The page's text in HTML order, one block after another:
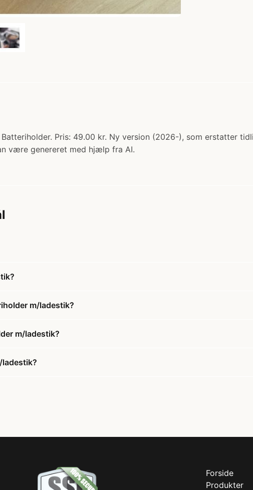
Pris: 49.00 kr. Ny version (2026-), som erstatter
være genereret med hjælp fra AI.
m/ladestik?
m/ladestik?
ladestik?
Forside
Produkter